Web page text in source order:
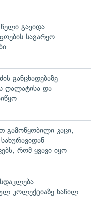
გავიდა —
საგარეო
განცხადებაზე
ღალატისა და
გამოწყობილი კაცი,
რომ ყვავი იყო
კოლექციაზე ნაწილ-